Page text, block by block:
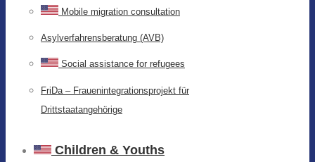
Mobile migration consultation
Asylverfahrensberatung (AVB)
Social assistance for refugees
FriDa – Frauenintegrationsprojekt für
Drittstaatangehörige
Children & Youths